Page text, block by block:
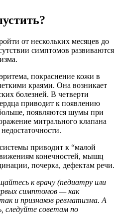
от нескольких месяцев до
симптомов развиваются
покраснение кожи в
краями. Она возникает
болезней. В четверти
приводит к появлению
появляются шумы при
митрального клапана
приводит к “малой
конечностей, мышц
почерка, дефектам речи.
к врачу (педиатру или
симптомов — как
и признаков ревматизма. А
следуйте советам по